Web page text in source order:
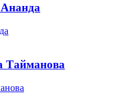
Тайманова